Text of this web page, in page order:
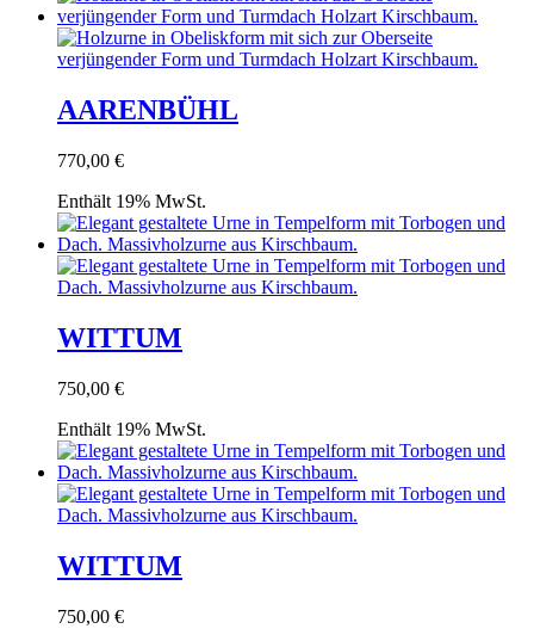
AARENBÜHL
770,00 €
Enthält 19% MwSt.
WITTUM
750,00 €
Enthält 19% MwSt.
WITTUM
750,00 €